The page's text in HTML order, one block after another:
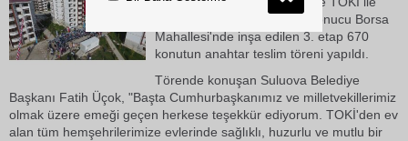
Suluova Belediyesi işbirliği sonucu Borsa
Mahallesi'nde inşa edilen 3. etap 670
konutun anahtar teslim töreni yapıldı.
Törende konuşan Suluova Belediye
Başkanı Fatih Üçok, "Başta Cumhurbaşkanımız ve milletvekillerimiz
olmak üzere emeği geçen herkese teşekkür ediyorum. TOKİ'den ev
alan tüm hemşehrilerimize evlerinde sağlıklı, huzurlu ve mutlu bir